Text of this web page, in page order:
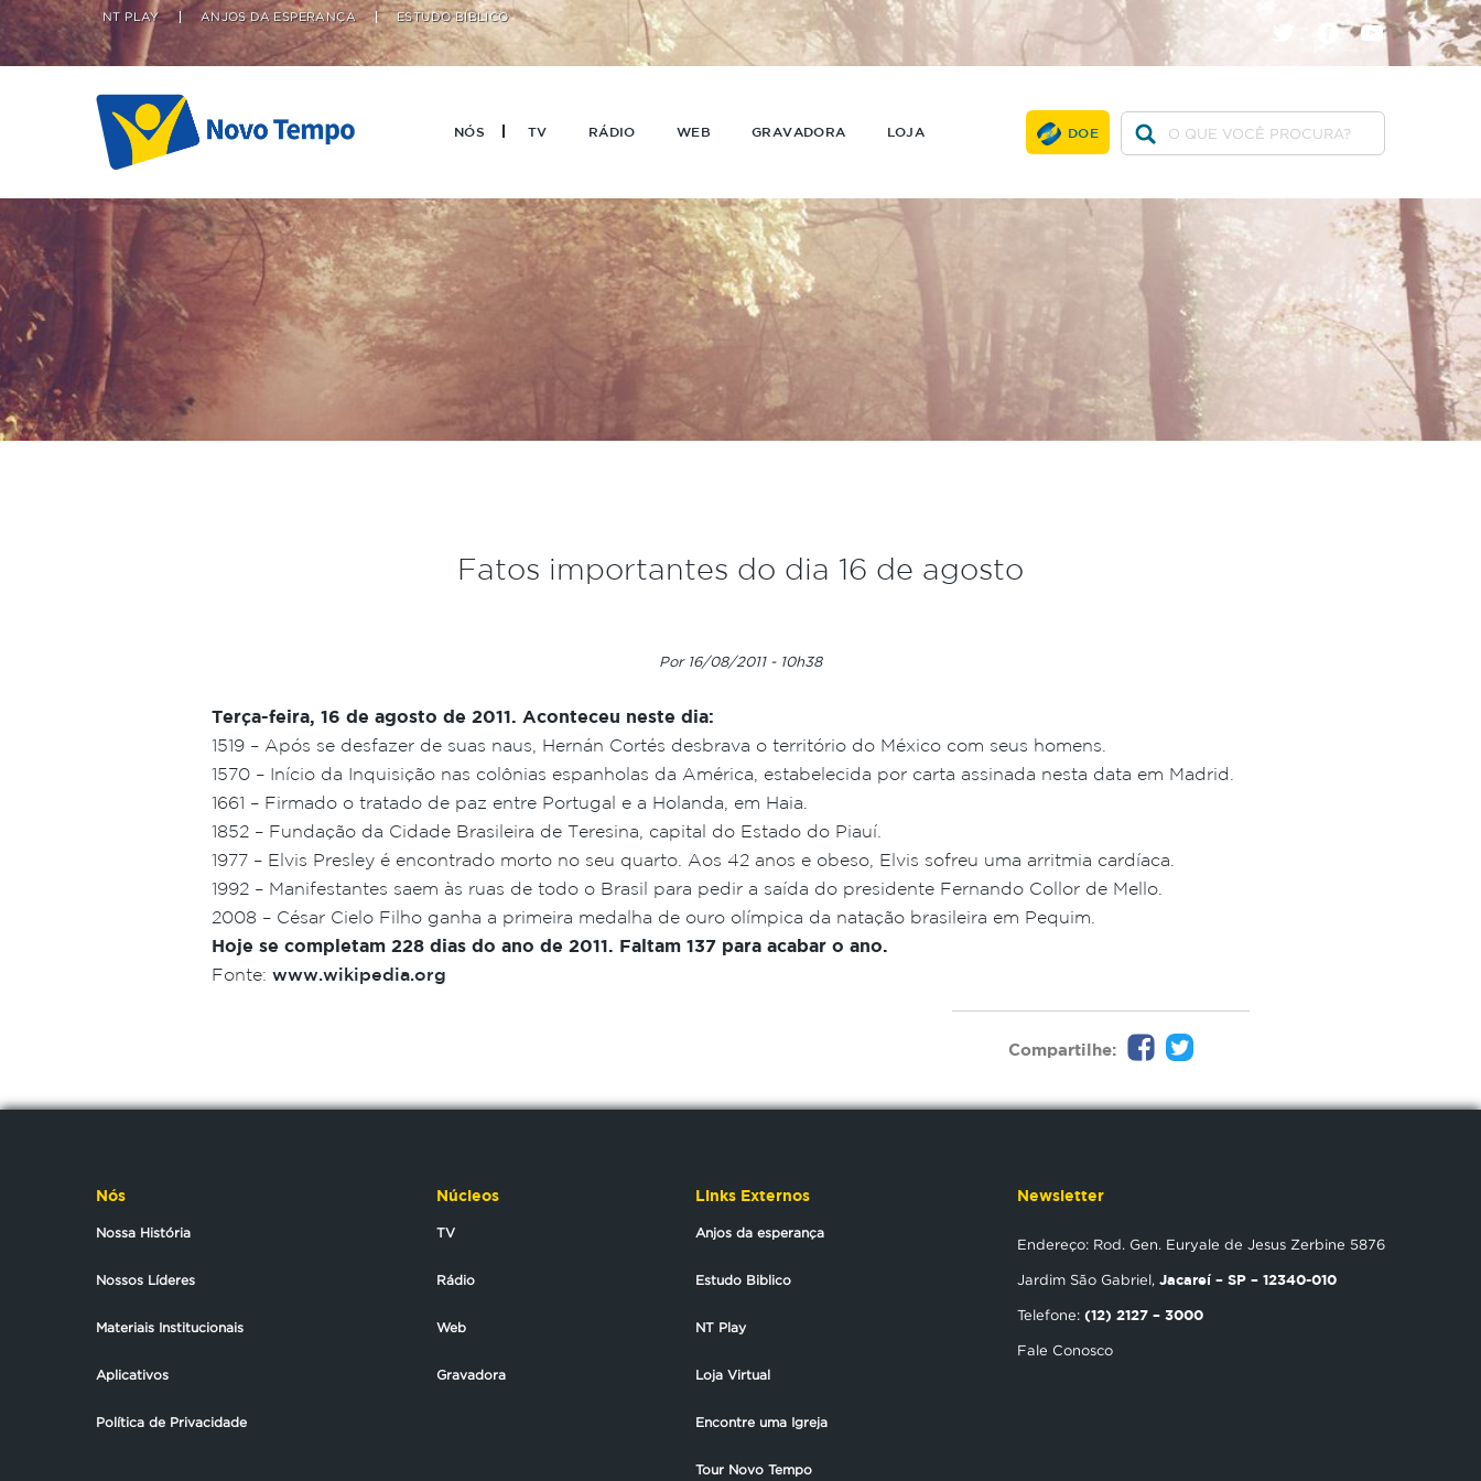
NÓS TV RÁDIO WEB
NT PLAY ANJOS DA ESPERANÇA ESTUDO BÍBLICO
GRAVADORA LOJA DOE
facebookyoutube
Fatos importantes do dia 16 de agosto
Por 16/08/2011 - 10h38
Terça-feira, 16 de agosto de 2011. Aconteceu neste dia:
1519 – Após se desfazer de suas naus, Hernán Cortés desbrava o território do México com seus homens.
1570 – Início da Inquisição nas colônias espanholas da América, estabelecida por carta assinada nesta data em Madrid.
1661 – Firmado o tratado de paz entre Portugal e a Holanda, em Haia.
1852 – Fundação da Cidade Brasileira de Teresina, capital do Estado do Piauí.
1977 – Elvis Presley é encontrado morto no seu quarto. Aos 42 anos e obeso, Elvis sofreu uma arritmia cardíaca.
1992 – Manifestantes saem às ruas de todo o Brasil para pedir a saída do presidente Fernando Collor de Mello.
2008 – César Cielo Filho ganha a primeira medalha de ouro olímpica da natação brasileira em Pequim.
Hoje se completam 228 dias do ano de 2011. Faltam 137 para acabar o ano.
Fonte: www.wikipedia.org
Compartilhe:
Nós
Nossa História
Nossos Líderes
Materiais Institucionais
Aplicativos
Política de Privacidade
Núcleos
TV
Rádio
Web
Gravadora
Links Externos
Anjos da esperança
Estudo Biblico
NT Play
Loja Virtual
Encontre uma Igreja
Tour Novo Tempo
Newsletter
Endereço: Rod. Gen. Euryale de Jesus Zerbine 5876
Jardim São Gabriel, Jacareí – SP – 12340-010
Telefone: (12) 2127 – 3000
Fale Conosco